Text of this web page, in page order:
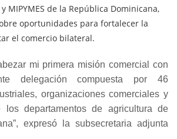
MIPYMES de la República Dominicana,
oportunidades para fortalecer la
el comercio bilateral.
mi primera misión comercial con
delegación compuesta por 46
organizaciones comerciales y
los departamentos de agricultura de
expresó la subsecretaria adjunta